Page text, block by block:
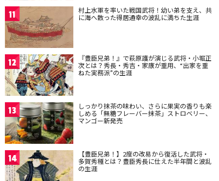
11 村上水軍を率いた戦国武将！幼い弟を支え、共
に海へ散った得居通幸の波乱に満ちた生涯
12 『豊臣兄弟！』で萩原護が演じる武将・小堀正
次とは？秀長・秀吉・家康が重用、“出家を重
ねた実務派”の生涯
13 しっかり抹茶の味わい、さらに果実の香りも楽
しめる「無糖フレーバー抹茶」ストロベリー、
マンゴー新発売
14 【豊臣兄弟！】2度の改易から復活した武将・
多賀秀種とは？豊臣秀長に仕えた半年間と波乱
の生涯